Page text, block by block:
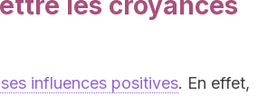
influences positives. En effet,